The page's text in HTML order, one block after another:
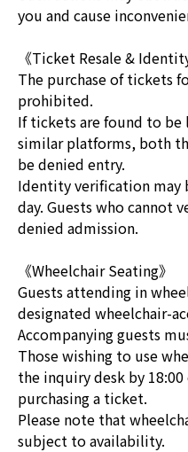
you and cause
《Ticket Resale &
The purchase of tickets
prohibited.
If tickets are found to
similar platforms, both
be denied entry.
Identity verification may
day. Guests who cannot
denied admission.
《Wheelchair Seating》
Guests attending in
designated wheelchair-
Accompanying guests
Those wishing to use
the inquiry desk by
purchasing a ticket.
Please note that
subject to availability.